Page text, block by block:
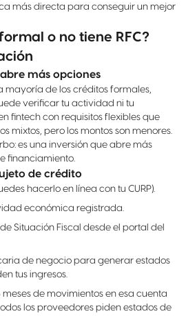
más directa para conseguir un mejor
o no tiene RFC?
más opciones
mayoría de los créditos formales,
verificar tu actividad ni tu
fintech con requisitos flexibles que
mixtos, pero los montos son menores.
es una inversión que abre más
financiamiento.
de crédito
hacerlo en línea con tu CURP).
económica registrada.
Situación Fiscal desde el portal del
de negocio para generar estados
tus ingresos.
de movimientos en esa cuenta
los proveedores piden estados de